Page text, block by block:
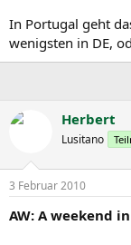
Tano
In Portugal geht
wenigsten in DE,
Herbert
Lusitano
3 Februar 2010
AW: A weekend